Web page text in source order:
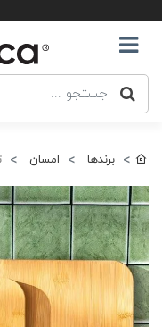
برندها امسان